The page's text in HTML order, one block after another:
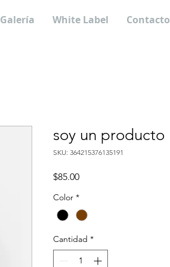
Galería White Label Contacto
soy un producto
SKU: 364215376135191
$85.00Precio
Color *
Cantidad *